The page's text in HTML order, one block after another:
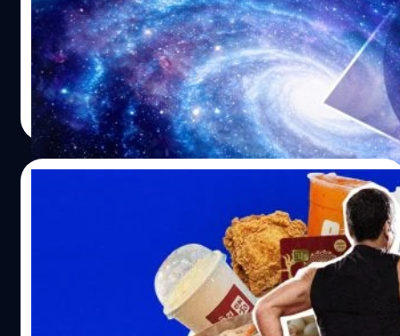
โครงสร้างร่างกายของเจ้าหนอนชนิดนี้มีรอยโค้งงอไปทางซ้าย
มากกว่าทางขวาถึงสองเท่า ซึ่งพอพิจารณาจากการเป็นภาพ
สะท้อนกระจกของฟอสซิลแล้ว ก็จะสรุปผลได้ว่าตอนที่มันมี
ชีวิตอยู่ พวกมันมักเลือกที่จะเลี้ยวหรือหันไปทางขวามากกว่า
ทางซ้าย พฤติกรรมการเลือกทิศทางสะท้อนถึง ‘ระบบประสาท
ที่มีการแบ่งหน้าที่การทำงานของสมอง’ แยกตามฝั่งร่างกาย
อย่างเป็นระบบ ซึ่งเป็นต้นกำเนิดของพฤติกรรมการเลือกใช้
ร่างกายข้างที่ถนัดเช่นเดียวกับสัตว์ในปัจจุบัน มนุษย์กับ
วิวัฒนาการ ‘ถนัดขวา’ การค้นพบนี้ช่วยให้เราเข้าใจว่า การที่
มนุษย์ทั่วโลกกว่า 90% ถนัดขวา ไม่ใช่พฤติกรรมที่เพิ่งเกิดขึ้น
ในยุคหลัง แต่เป็นผลจากวิวัฒนาการที่มีรากฐานฝังลึก
ยาวนานมาตั้งแต่สัตว์ยุคดึกดำบรรพ์…
อาหาร แต่ล่าสุดนักดาราศาสตร์กลับพบ "โมเลกุลน้ำตาล" อยู่
ในอวกาศระหว่างดวงดาวเป็นครั้งแรก ซึ่งอาจช่วยไขปริศนาว่า
สิ่งมีชีวิตบนโลกเริ่มต้นขึ้นได้อย่างไร น้ำตาลที่ตรวจพบคือ อีริ
ทรูโลส (Erythrulose) ซึ่งเป็นน้ำตาลโมเลกุลขนาดเล็กที่พบได้
ตามธรรมชาติในผลไม้บางชนิด เช่น ราสป์เบอร์รี โดยพบอยู่
ภายในกลุ่มเมฆก๊าซและฝุ่นใกล้ใจกลางทางช้างเผือก ถือเป็น
ครั้งแรกที่มีการค้นพบ "น้ำตาลแท้" ในอวกาศระหว่างดวงดาว
แล้วทำไมการพบ “น้ำตาล” ถึงสำคัญ น้ำตาลไม่ได้มีหน้าที่แค่
ให้พลังงานกับสิ่งมีชีวิต แต่ยังเป็นหนึ่งในวัตถุดิบสำคัญของ
ชีวิตเพราะเกี่ยวข้องกับการสร้าง DNA และ RNA ซึ่งเป็นสารที่
เก็บข้อมูลทางพันธุกรรมของสิ่งมีชีวิต แม้น้ำตาลที่พบในครั้งนี้
จะไม่ใช่น้ำตาลที่ใช้สร้าง DNA หรือ RNA โดยตรง แต่การค้น
พบนี้บ่งชี้ว่า วัตถุดิบสำคัญของชีวิตอาจก่อตัวขึ้นได้เองใน
อวกาศก่อนที่โลกและดาวเคราะห์ต่าง ๆ จะถือกำเนิดขึ้นด้วย
ซ้ำ วัตถุดิบของชีวิตอาจไม่ได้เริ่มต้นบนโลก ก่อนหน้านี้ นัก
Worawalan| 24 days ago
Read More
กระแสวิ่งแลกของ การตลาดที่อาจจุดประกาย
ประเทศสุขภาพดี ?
ช่วง 2-3 ปีมานี้ เทรนด์สุขภาพในบ้านเราและทั่วโลกอยู่ในช่วง
ขาขึ้นแบบสุด ๆ ไม่ว่าจะฝั่งโภชนาการ Longevity และการ
ออกกำลังกาย โดยเฉพาะการวิ่ง ที่กลายเป็นการออกกำลังกาย